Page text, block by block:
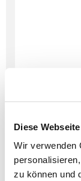
Diese
Wir verwenden
zu können und